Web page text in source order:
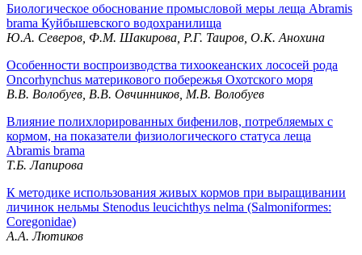
Биологическое обоснование промысловой меры леща Abramis
brama Куйбышевского водохранилища
Ю.А. Северов, Ф.М. Шакирова, Р.Г. Таиров, О.К. Анохина
Оcобенности воспроизводства тихоокеанских лососей рода
Oncorhynchus материкового побережья Охотского моря
В.В. Волобуев, В.В. Овчинников, М.В. Волобуев
Влияние полихлорированных бифенилов, потребляемых с
кормом, на показатели физиологического статуса леща
Abramis brama
Т.Б. Лапирова
К методике использования живых кормов при выращивании
личинок нельмы Stenodus leucichthys nelma (Salmoniformes:
Coregonidae)
А.А. Лютиков